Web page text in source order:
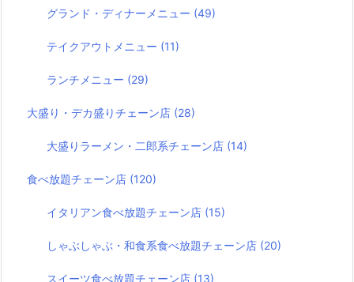
グランド・ディナーメニュー (49)
テイクアウトメニュー (11)
ランチメニュー (29)
大盛り・デカ盛りチェーン店 (28)
大盛りラーメン・二郎系チェーン店 (14)
食べ放題チェーン店 (120)
イタリアン食べ放題チェーン店 (15)
しゃぶしゃぶ・和食系食べ放題チェーン店 (20)
スイーツ食べ放題チェーン店 (13)